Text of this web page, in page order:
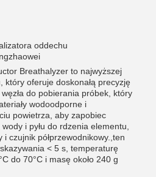
oddechu
Breathalyzer to najwyższej
który oferuje doskonałą precyzję
do pobierania próbek, który
wodoodporne i
powietrza, aby zapobiec
i pyłu do rdzenia elementu,
czujnik półprzewodnikowy.,ten
< 5 s, temperaturę
do 70°C i masę około 240 g